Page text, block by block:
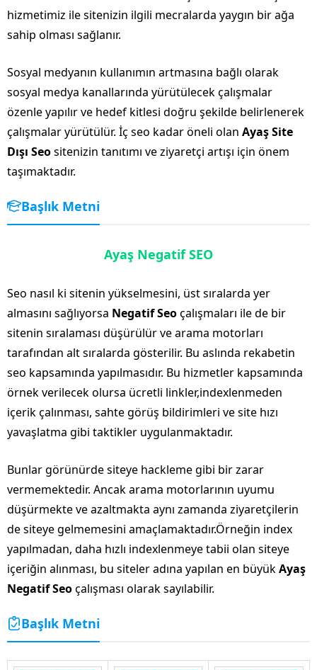
hizmetimiz ile sitenizin ilgili mecralarda yaygın bir ağa
sahip olması sağlanır.
Sosyal medyanın kullanımın artmasına bağlı olarak
sosyal medya kanallarında yürütülecek çalışmalar
özenle yapılır ve hedef kitlesi doğru şekilde belirlenerek
çalışmalar yürütülür. İç seo kadar öneli olan Ayaş Site
Dışı Seositenizin tanıtımı ve ziyaretçi artışı için önem
taşımaktadır.
Başlık Metni
Ayaş Negatif SEO
Seo nasıl ki sitenin yükselmesini, üst sıralarda yer
almasını sağlıyorsa Negatif Seoçalışmaları ile de bir
sitenin sıralaması düşürülür ve arama motorları
tarafından alt sıralarda gösterilir. Bu aslında rekabetin
seo kapsamında yapılmasıdır. Bu hizmetler kapsamında
örnek verilecek olursa ücretli linkler,indexlenmeden
içerik çalınması, sahte görüş bildirimleri ve site hızı
yavaşlatma gibi taktikler uygulanmaktadır.
Bunlar görünürde siteye hackleme gibi bir zarar
vermemektedir. Ancak arama motorlarının uyumu
düşürmekte ve azaltmakta aynı zamanda ziyaretçilerin
de siteye gelmemesini amaçlamaktadır.Örneğin index
yapılmadan, daha hızlı indexlenmeye tabii olan siteye
içeriğin alınması, bu siteler adına yapılan en büyükAyaş
Negatif Seoçalışması olarak sayılabilir.
Başlık Metni